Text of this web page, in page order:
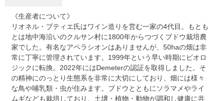
《生産者について》
リオネル・ブティエ氏はワイン造りを営む一家の4代目。もとも
とは地中海沿いのクルサン村に1800年からつづくブドウ栽培農
家でした。有名なアペラシオンはありませんが、50haの畑は非
常に丁寧に管理されています。1999年という早い時期にビオロ
ジックに転換。2022年にはDemeterの認証を取得しました。そ
の精神にのっとり生態系を非常に大切にしており、畑には様々
な鳥や哺乳類・虫が住みます。ブドウとともにソラマメやライ
ムギなども栽培しており、土壌・植物・動物が調和し健康に共